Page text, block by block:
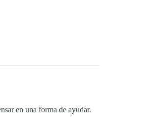
en una forma de ayudar.